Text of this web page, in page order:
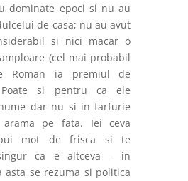
dominate epoci si nu au
de casa; nu au avut
si nici macar o
(cel mai probabil
Roman ia premiul de
Poate si pentru ca ele
dar nu si in farfurie
pe fata. Iei ceva
mot de frisca si te
ca e altceva – in
asta se rezuma si politica